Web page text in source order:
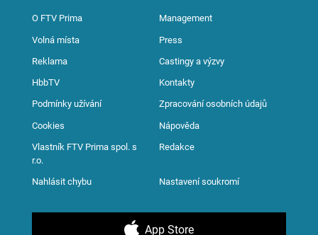
O FTV Prima Management
Volná místa Press
Reklama Castingy a výzvy
HbbTV Kontakty
Podmínky užívání Zpracování osobních údajů
Cookies Nápověda
Vlastník FTV Prima spol. s
r.o.
Redakce
Nahlásit chybu Nastavení soukromí
App Store